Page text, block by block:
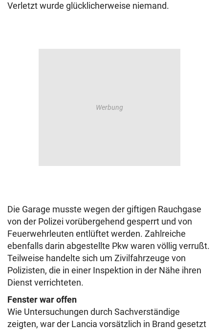
Verletzt wurde glücklicherweise niemand.
Die Garage musste wegen der giftigen Rauchgase
von der Polizei vorübergehend gesperrt und von
Feuerwehrleuten entlüftet werden. Zahlreiche
ebenfalls darin abgestellte Pkw waren völlig verrußt.
Teilweise handelte sich um Zivilfahrzeuge von
Polizisten, die in einer Inspektion in der Nähe ihren
Dienst verrichteten.
Fenster war offen
Wie Untersuchungen durch Sachverständige
zeigten, war der Lancia vorsätzlich in Brand gesetzt